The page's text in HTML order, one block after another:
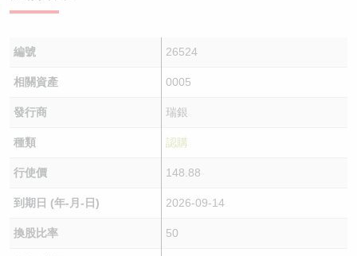
編號 26524
相關資產 0005
發行商 瑞銀
種類 認購
行使價 148.88
到期日 (年-月-日) 2026-09-14
換股比率 50